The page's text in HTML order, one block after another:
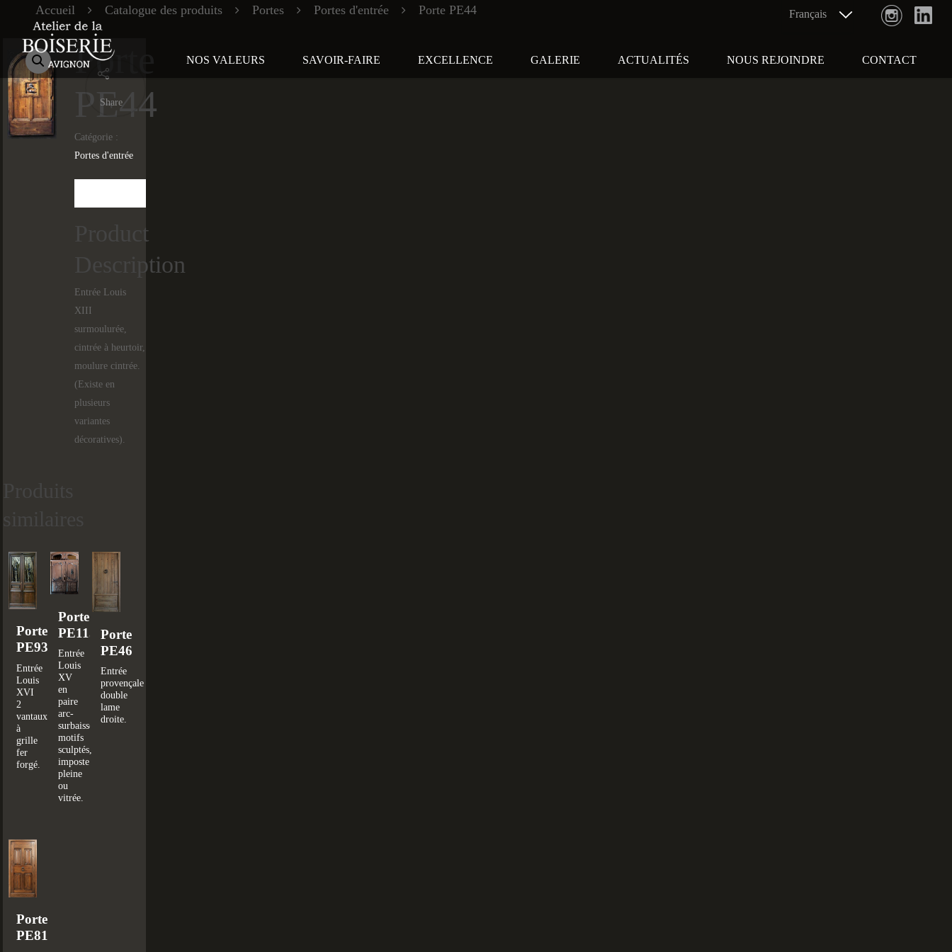
NOS VALEURS SAVOIR-FAIRE EXCELLENCE GALERIE ACTUALITÉS NOUS REJOINDRE CONTACT
Accueil Catalogue des produits Portes Portes d'entrée Porte PE44
Porte
PE44
Share
Catégorie :
Portes d'entrée
Product
Description
Entrée Louis
XIII
surmoulurée,
cintrée à heurtoir,
moulure cintrée.
(Existe en
plusieurs
variantes
décoratives).
Porte
PE93
Entrée
Louis
XVI
2
vantaux
à
grille
fer
forgé.
Porte
PE115
Entrée
Louis
XV
en
paire
arc-
surbaissé,
motifs
sculptés,
imposte
pleine
ou
vitrée.
Porte
PE46
Entrée
provençale
double
lame
droite.
Porte
PE81